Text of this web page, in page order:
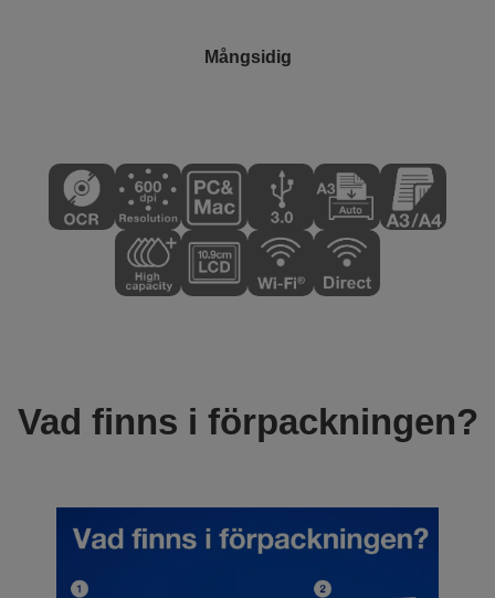
Mångsidig
Vad finns i förpackningen?